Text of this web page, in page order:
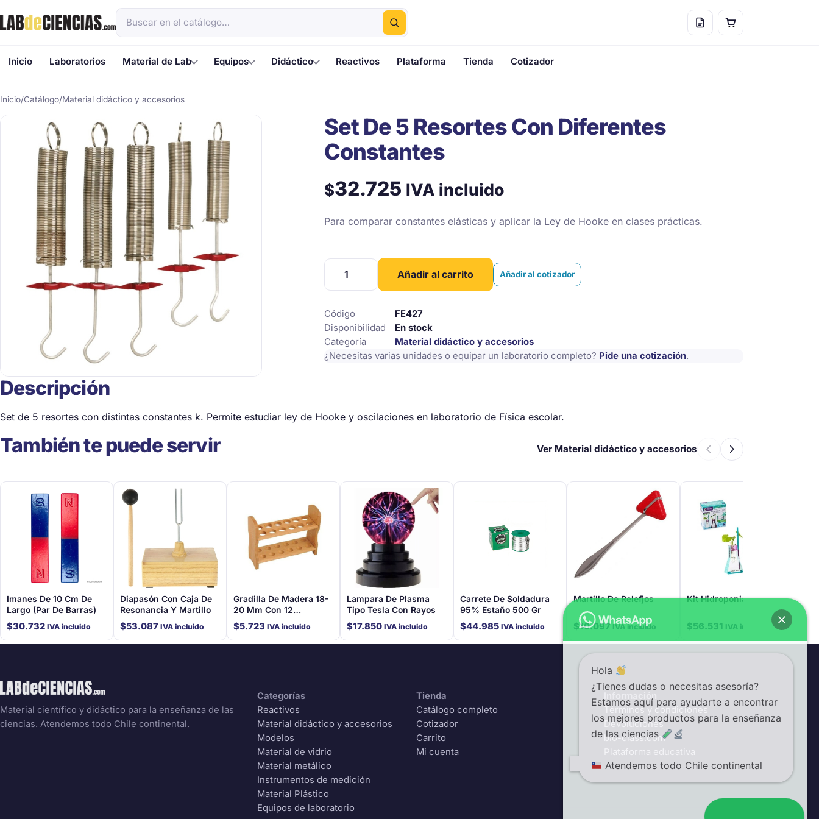
Inicio Laboratorios Material de Lab Equipos Didáctico Reactivos Plataforma Tienda Cotizador
Inicio/Catálogo/Material didáctico y accesorios
Set De 5 Resortes Con Diferentes
Constantes
$32.725 IVA incluido
Para comparar constantes elásticas y aplicar la Ley de Hooke en clases prácticas.
Set
Resortes
Con
Diferentes
Constantes
Añadir al carrito Añadir al cotizador
Código
FE427
Disponibilidad
En stock
Categoría
Material didáctico y accesorios
¿Necesitas varias unidades o equipar un laboratorio completo? Pide una cotización.
Descripción
Set de 5 resortes con distintas constantes k. Permite estudiar ley de Hooke y oscilaciones en laboratorio de Física escolar.
También te puede servir Ver Material didáctico y accesorios
Imanes De 10 Cm De
Largo (Par De Barras)
$30.732 IVA incluido
Diapasón Con Caja De
Resonancia Y Martillo
$53.087 IVA incluido
Gradilla De Madera 18-
20 Mm Con 12
Posiciones
$5.723 IVA incluido
Lampara De Plasma
Tipo Tesla Con Rayos
$17.850 IVA incluido
Carrete De Soldadura
95% Estaño 500 Gr
$44.985 IVA incluido
Martillo De Relefjos
$10.097 IVA incluido
Kit Hidroponia
$56.531 IVA incluido
Material científico y didáctico para la enseñanza de las
ciencias. Atendemos todo Chile continental.
Categorías
Reactivos
Material didáctico y accesorios
Modelos
Material de vidrio
Material metálico
Instrumentos de medición
Material Plástico
Equipos de laboratorio
Tienda
Catálogo completo
Cotizador
Carrito
Mi cuenta
Información
Términos y condiciones
Devoluciones
bio-class.com
Plataforma educativa
Hola
¿Tienes dudas o necesitas asesoría?
Estamos aquí para ayudarte a encontrar
los mejores productos para la enseñanza
de las ciencias
Atendemos todo Chile continental